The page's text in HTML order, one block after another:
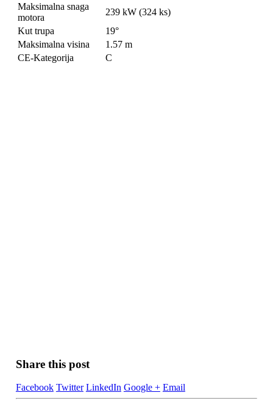
Maksimalna snaga
motora
239 kW (324 ks)
Kut trupa
19°
Maksimalna visina
1.57 m
CE-Kategorija
C
Share this post
Facebook Twitter LinkedIn Google + Email